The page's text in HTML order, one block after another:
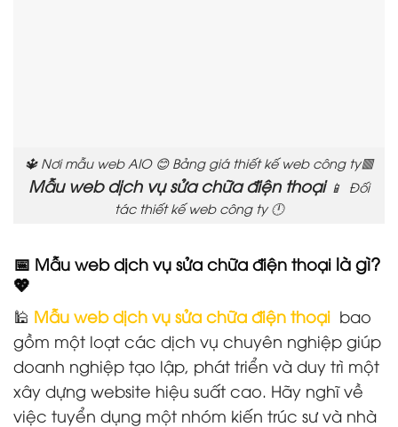
🔱 Nơi mẫu web AIO 😊 Bảng giá thiết kế web công ty🟥
Mẫu web dịch vụ sửa chữa điện thoại 📱 Đối
tác thiết kế web công ty 🕛
📅 Mẫu web dịch vụ sửa chữa điện thoại là gì?
💖
🕌 Mẫu web dịch vụ sửa chữa điện thoại bao
gồm một loạt các dịch vụ chuyên nghiệp giúp
doanh nghiệp tạo lập, phát triển và duy trì một
xây dựng website hiệu suất cao. Hãy nghĩ về
việc tuyển dụng một nhóm kiến trúc sư và nhà